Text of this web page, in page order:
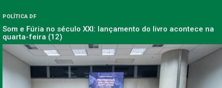
POLÍTICA DF
Som e Fúria no século XXI: lançamento do livro acontece na
quarta-feira (12)